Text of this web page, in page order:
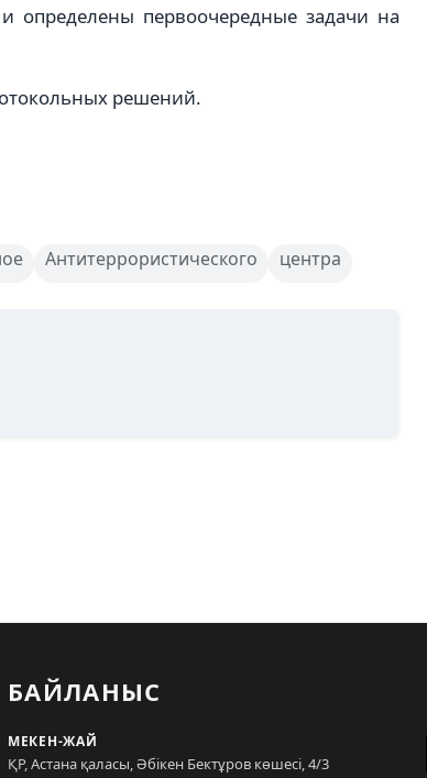
определены первоочередные задачи на
решений.
Антитеррористического центра
БАЙЛАНЫС
МЕКЕН-ЖАЙ
ҚР, Астана қаласы, Әбікен Бектұров көшесі, 4/3